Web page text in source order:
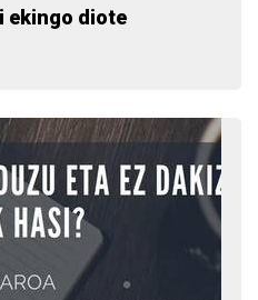
ekingo diote